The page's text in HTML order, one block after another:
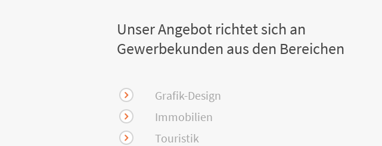
Unser Angebot richtet sich an
Gewerbekunden aus den Bereichen
Grafik-Design
Immobilien
Touristik